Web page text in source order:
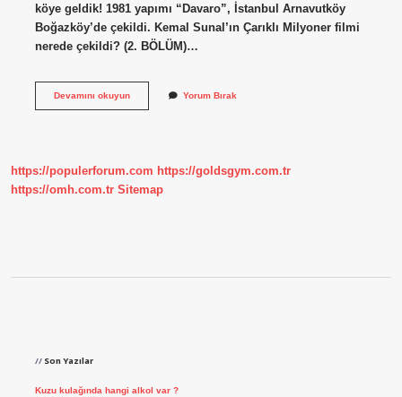
köye geldik! 1981 yapımı “Davaro”, İstanbul Arnavutköy
Boğazköy’de çekildi. Kemal Sunal’ın Çarıklı Milyoner filmi
nerede çekildi? (2. BÖLÜM)…
Devamını okuyunKeriz
Yorum Bırak
https://populerforum.com https://goldsgym.com.tr
https://omh.com.tr Sitemap
Son Yazılar
Kuzu kulağında hangi alkol var ?